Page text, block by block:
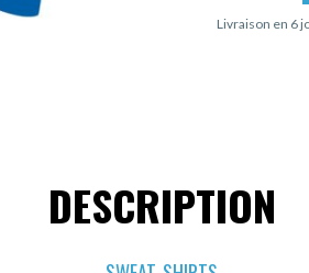
Livraison en 6
DESCRIPTION